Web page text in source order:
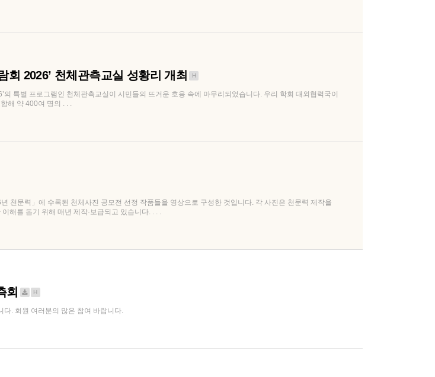
회 2026’ 천체관측교실 성황리 개최 H
특별 프로그램인 천체관측교실이 시민들의 뜨거운 호응 속에 마무리되었습니다. 우리 학회 대외협력국이
해 약 400여 명의 . . .
천문력」에 수록된 천체사진 공모전 선정 작품들을 영상으로 구성한 것입니다. 각 사진은 천문력 제작을
해를 돕기 위해 매년 제작·보급되고 있습니다. . . .
회 H
다. 회원 여러분의 많은 참여 바랍니다.